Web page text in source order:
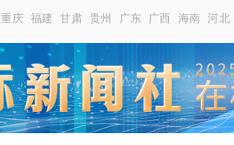
重庆 福建 甘肃 贵州 广东 广西 海南 河北